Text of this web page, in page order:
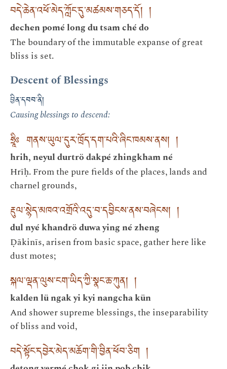
བདེ་ཆེན་འཕོ་མེད་ཀློང་དུ་མཚམས་གཅད་དོ། །
dechen pomé long du tsam ché do
The boundary of the immutable expanse of great
bliss is set.
Descent of Blessings
བྱིན་དབབ་ནི།
Causing blessings to descend:
ཧྲཱིཿ གནས་ཡུལ་དུར་ཁྲོད་དག་པའི་ཞིང་ཁམས་ནས། །
hrih, neyul durtrö dakpé zhingkham né
Hrīḥ. From the pure fields of the places, lands and
charnel grounds,
རྡུལ་སྙེད་མཁའ་འགྲོའི་འདུ་བ་དབྱིངས་ནས་བཞེངས། །
dul nyé khandrö duwa ying né zheng
Ḍākinīs, arisen from basic space, gather here like
dust motes;
སྐལ་ལྡན་ལུས་ངག་ཡིད་ཀྱི་སྣང་ཆ་ཀུན། །
kalden lü ngak yi kyi nangcha kün
And shower supreme blessings, the inseparability
of bliss and void,
བདེ་སྟོང་དབྱེར་མེད་མཆོག་གི་བྱིན་ཕོབ་ཅིག །